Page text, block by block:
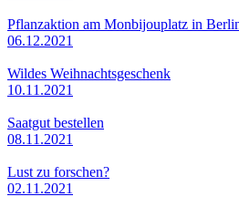
Pflanzaktion am Monbijouplatz in
06.12.2021
Wildes Weihnachtsgeschenk
10.11.2021
Saatgut bestellen
08.11.2021
Lust zu forschen?
02.11.2021